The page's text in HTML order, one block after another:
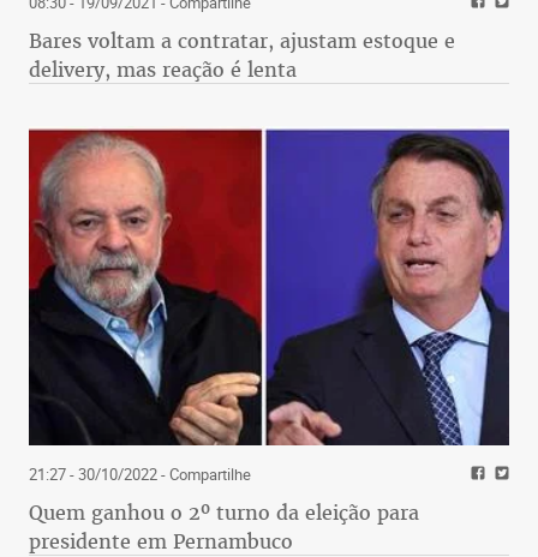
Bares voltam a contratar, ajustam estoque e
delivery, mas reação é lenta
21:27 - 30/10/2022- Compartilhe
Quem ganhou o 2º turno da eleição para
presidente em Pernambuco